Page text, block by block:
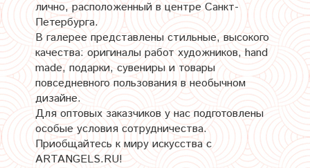
лично, расположенный в центре Санкт-
Петербурга.
В галерее представлены стильные, высокого
качества: оригиналы работ художников, hand
made, подарки, сувениры и товары
повседневного пользования в необычном
дизайне.
Для оптовых заказчиков у нас подготовлены
особые условия сотрудничества.
Приобщайтесь к миру искусства с
ARTANGELS.RU!